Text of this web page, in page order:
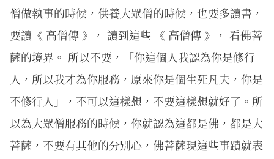
僧做執事的時候，供養大眾僧的時候，也要多讀書，
要讀《 高僧傳 》， 讀到這些 《 高僧傳 》， 看佛菩
薩的境界。 所以不要，「你這個人我認為你是修行
人，所以我才為你服務，原來你是個生死凡夫，你是
不修行人」，不可以這樣想，不要這樣想就好了。所
以為大眾僧服務的時候，你就認為這都是佛，都是大
菩薩，不要有其他的分別心，佛菩薩現這些事蹟就表